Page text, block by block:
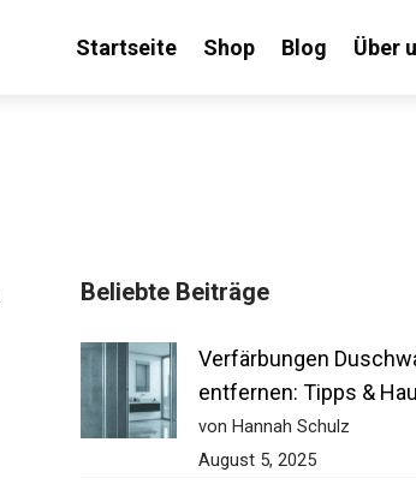
Startseite Shop Blog Über
Beliebte Beiträge
Verfärbungen
entfernen: Tipps &
von Hannah Schulz
August 5, 2025